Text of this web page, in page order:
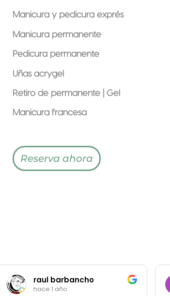
Manicura y pedicura exprés
Manicura permanente
Pedicura permanente
Uñas acrygel
Retiro de permanente | Gel
Manicura francesa
Reserva ahora
raul barbancho
hace 1 año